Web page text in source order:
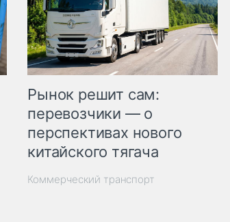
Рынок решит сам:
перевозчики — о
перспективах нового
китайского тягача
Коммерческий транспорт